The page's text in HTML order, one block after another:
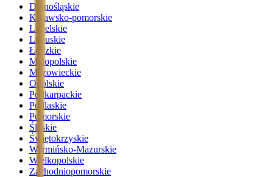
Dolnośląskie
Kujawsko-pomorskie
Lubelskie
Lubuskie
Łódzkie
Małopolskie
Mazowieckie
Opolskie
Podkarpackie
Podlaskie
Pomorskie
Śląskie
Świętokrzyskie
Warmińsko-Mazurskie
Wielkopolskie
Zachodniopomorskie